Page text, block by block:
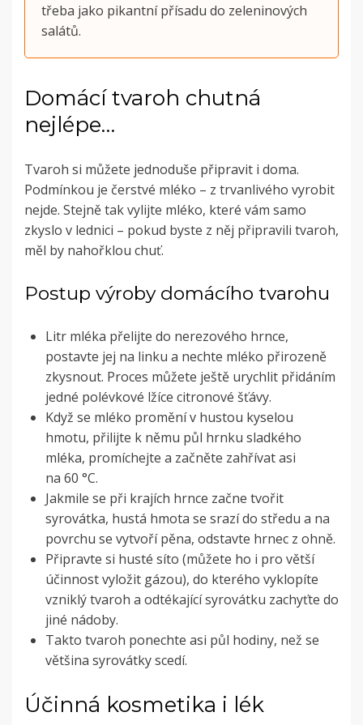
třeba jako pikantní přísadu do zeleninových
salátů.
Domácí tvaroh chutná
nejlépe…
Tvaroh si můžete jednoduše připravit i doma.
Podmínkou je čerstvé mléko – z trvanlivého vyrobit
nejde. Stejně tak vylijte mléko, které vám samo
zkyslo v lednici – pokud byste z něj připravili tvaroh,
měl by nahořklou chuť.
Postup výroby domácího tvarohu
Litr mléka přelijte do nerezového hrnce,
postavte jej na linku a nechte mléko přirozeně
zkysnout. Proces můžete ještě urychlit přidáním
jedné polévkové lžíce citronové šťávy.
Když se mléko promění v hustou kyselou
hmotu, přilijte k němu půl hrnku sladkého
mléka, promíchejte a začněte zahřívat asi
na 60 °C.
Jakmile se při krajích hrnce začne tvořit
syrovátka, hustá hmota se srazí do středu a na
povrchu se vytvoří pěna, odstavte hrnec z ohně.
Připravte si husté síto (můžete ho i pro větší
účinnost vyložit gázou), do kterého vyklopíte
vzniklý tvaroh a odtékající syrovátku zachyťte do
jiné nádoby.
Takto tvaroh ponechte asi půl hodiny, než se
většina syrovátky scedí.
Účinná kosmetika i lék